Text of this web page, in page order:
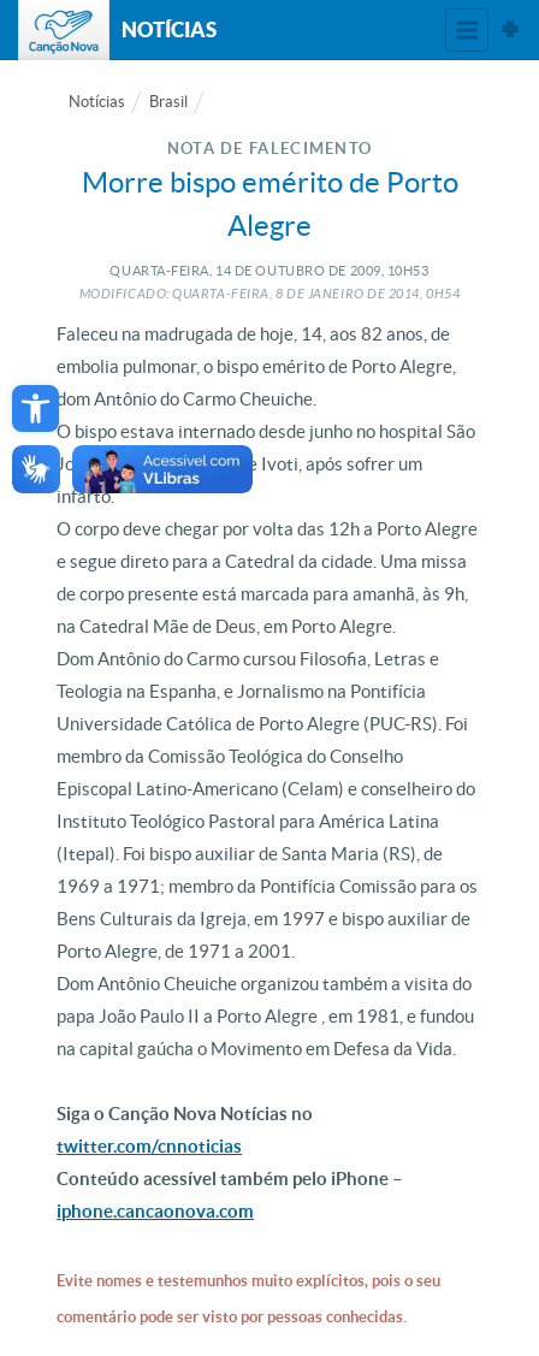
Open toolbar
NOTÍCIAS
Notícias Brasil
NOTA DE FALECIMENTO
Morre bispo emérito de Porto
Alegre
QUARTA-FEIRA, 14 DE OUTUBRO DE 2009, 10H53
MODIFICADO: QUARTA-FEIRA, 8 DE JANEIRO DE 2014, 0H54
Faleceu na madrugada de hoje, 14, aos 82 anos, de
embolia pulmonar, o bispo emérito de Porto Alegre,
dom Antônio do Carmo Cheuiche.
O bispo estava internado desde junho no hospital São
José, na cidade gaúcha de Ivoti, após sofrer um
infarto.
O corpo deve chegar por volta das 12h a Porto Alegre
e segue direto para a Catedral da cidade. Uma missa
de corpo presente está marcada para amanhã, às 9h,
na Catedral Mãe de Deus, em Porto Alegre.
Dom Antônio do Carmo cursou Filosofia, Letras e
Teologia na Espanha, e Jornalismo na Pontifícia
Universidade Católica de Porto Alegre (PUC-RS). Foi
membro da Comissão Teológica do Conselho
Episcopal Latino-Americano (Celam) e conselheiro do
Instituto Teológico Pastoral para América Latina
(Itepal). Foi bispo auxiliar de Santa Maria (RS), de
1969 a 1971; membro da Pontifícia Comissão para os
Bens Culturais da Igreja, em 1997 e bispo auxiliar de
Porto Alegre, de 1971 a 2001.
Dom Antônio Cheuiche organizou também a visita do
papa João Paulo II a Porto Alegre , em 1981, e fundou
na capital gaúcha o Movimento em Defesa da Vida.
Siga o Canção Nova Notícias no
twitter.com/cnnoticias
Conteúdo acessível também pelo iPhone –
iphone.cancaonova.com
Evite nomes e testemunhos muito explícitos, pois o seu
comentário pode ser visto por pessoas conhecidas.